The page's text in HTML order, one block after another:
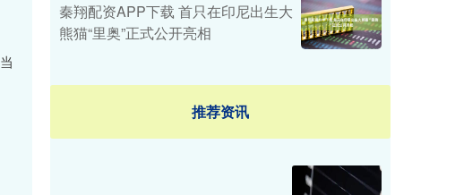
秦翔配资APP下载 首只在印尼出生大
熊猫“里奥”正式公开亮相
推荐资讯